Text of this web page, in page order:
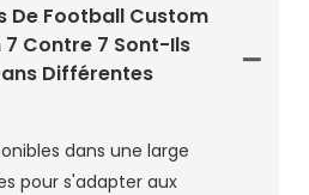
De Football Custom
Contre 7 Sont-Ils
Différentes
dans une large
pour s'adapter aux